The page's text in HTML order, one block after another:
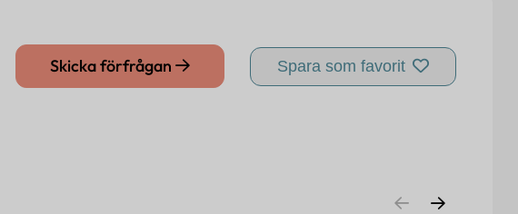
Skicka förfrågan Spara som favorit